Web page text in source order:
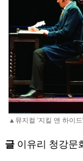
▲뮤지컬 '지킬 앤 하이드
글 이유리 청강문